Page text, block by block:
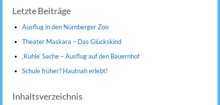
Letzte Beiträge
Ausflug in den Nürnberger Zoo
Theater Maskara – Das Glückskind
‚Kuhle‘ Sache – Ausflug auf den Bauernhof
Schule früher? Hautnah erlebt!
Inhaltsverzeichnis